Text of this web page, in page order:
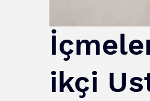
ikçi